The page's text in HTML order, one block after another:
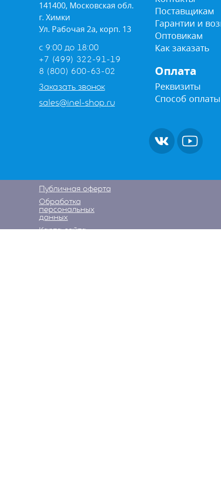
141400, Московская обл.
г. Химки
Ул. Рабочая 2а, корп. 13
с 9:00 до 18:00
+7 (499) 322-91-19
8 (800) 600-63-02
Заказать звонок
sales@inel-shop.ru
Поставщикам
Гарантии и
Оптовикам
Как заказать
Оплата
Реквизиты
Способ оплаты
Публичная оферта
Обработка
персональных
данных
Карта сайта